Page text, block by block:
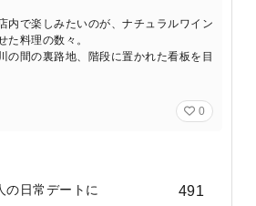
内で楽しみたいのが、ナチュラルワイン
た料理の数々。
の間の裏路地、階段に置かれた看板を目
0
の日常デートに 491